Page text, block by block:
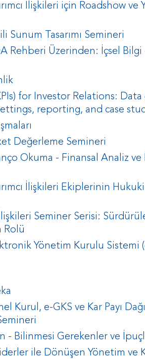
İlişkileri için Roadshow ve
Sunum Tasarımı Semineri
Rehberi Üzerinden: İçsel
for Investor Relations: Data
reporting, and case
Değerleme Semineri
Okuma - Finansal Analiz ve
İlişkileri Ekiplerinin Hukuki
İlişkileri Seminer Serisi:
Rolü
Yönetim Kurulu Sistemi
Kurul, e-GKS ve Kar Payı
- Bilinmesi Gerekenler ve
ile Dönüşen Yönetim ve